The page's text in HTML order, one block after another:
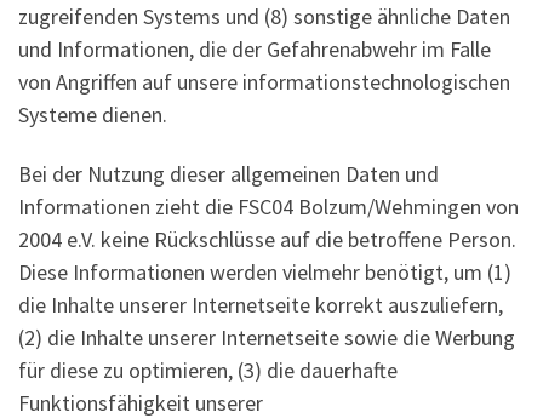
zugreifenden Systems und (8) sonstige ähnliche Daten
und Informationen, die der Gefahrenabwehr im Falle
von Angriffen auf unsere informationstechnologischen
Systeme dienen.
Bei der Nutzung dieser allgemeinen Daten und
Informationen zieht die FSC04 Bolzum/Wehmingen von
2004 e.V. keine Rückschlüsse auf die betroffene Person.
Diese Informationen werden vielmehr benötigt, um (1)
die Inhalte unserer Internetseite korrekt auszuliefern,
(2) die Inhalte unserer Internetseite sowie die Werbung
für diese zu optimieren, (3) die dauerhafte
Funktionsfähigkeit unserer